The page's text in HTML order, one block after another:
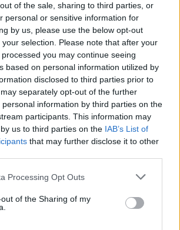
of the sale, sharing to third parties, or
personal or sensitive information for
by us, please use the below opt-out
selection. Please note that after your
you may continue seeing
based on personal information utilized by
disclosed to third parties prior to
separately opt-out of the further
information by third parties on the
participants. This information may
us to third parties on the IAB’s List of
that may further disclose it to other
website/app uses one or more Google
visit or usage behaviour. You may click to
to Google and its third-party tags to
specified purposes in below Google
Processing Opt Outs
of the Sharing of my
dei pensionati, affinché
ciò che spetta loro senza
E tu, hai già controllato che tutto
il tuo pagamento pensionistico?